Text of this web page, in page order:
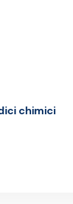
chimici